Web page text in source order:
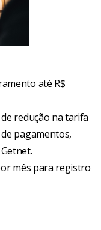
até R$
redução na tarifa
pagamentos,
mês para registro